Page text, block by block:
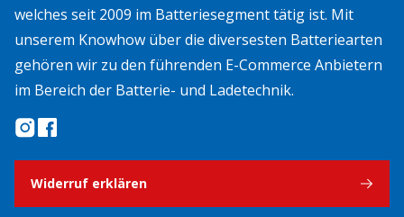
welches seit 2009 im Batteriesegment tätig ist. Mit
unserem Knowhow über die diversesten Batteriearten
gehören wir zu den führenden E-Commerce Anbietern
im Bereich der Batterie- und Ladetechnik.
Widerruf erklären